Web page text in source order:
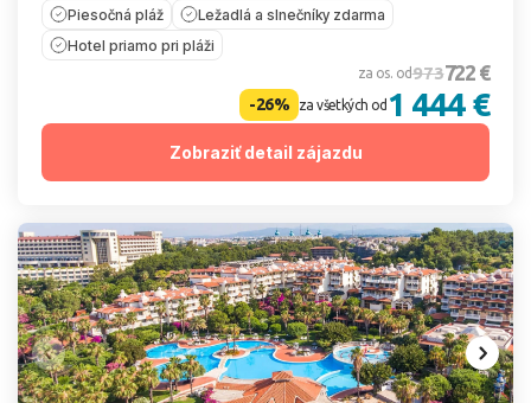
Piesočná pláž
Ležadlá a slnečníky zdarma
Hotel priamo pri pláži
za os. od973722 €
-26% za všetkých od 1 444 €
Zobraziť detail zájazdu